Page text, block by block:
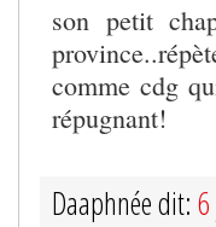
son petit
comme cdg
répugnant!
Daaphnée dit: